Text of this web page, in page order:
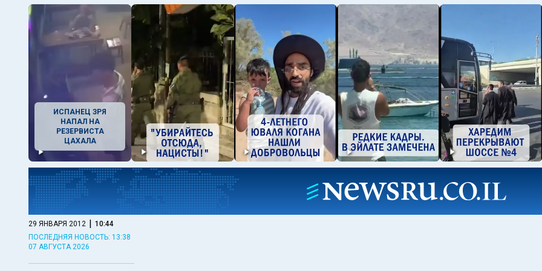
ИСПАНЕЦ ЗРЯ
НАПАЛ НА
РЕЗЕРВИСТА
ЦАХАЛА
29 ЯНВАРЯ 2012 | 10:44
ПОСЛЕДНЯЯ НОВОСТЬ: 13:38
07 АВГУСТА 2026